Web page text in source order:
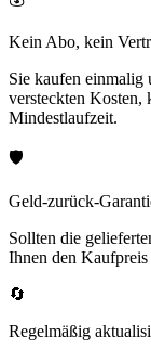
Kein Abo, kein
Sie kaufen einmalig
versteckten Kosten,
Mindestlaufzeit.
🛡️
Geld-zurück-
Sollten die
Ihnen den
🔄
Regelmäßig